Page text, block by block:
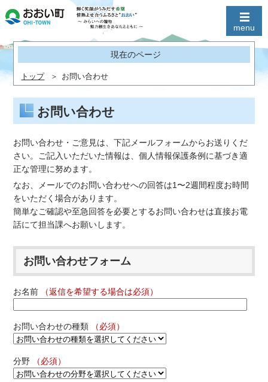
現在のページ
トップ お問い合わせ
お問い合わせ
お問い合わせ・ご意見は、下記メールフォームからお送りくだ
さい。ご記入いただいた情報は、個人情報保護条例に基づき適
正な管理に努めます。
なお、メールでのお問い合わせへの回答は1〜2週間程度お時間
をいただく場合があります。
簡単なご確認や至急回答を必要とするお問い合わせは直接お電
話にて担当課へお願いします。
お問い合わせフォーム
お名前 （返信を希望する場合は必須）
お問い合わせの種類 （必須）
分野 （必須）